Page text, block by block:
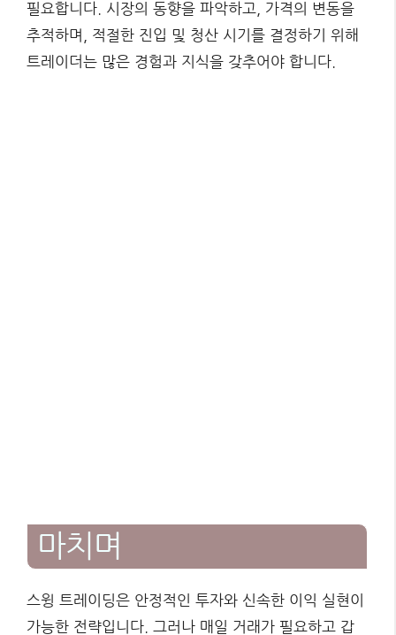
필요합니다. 시장의 동향을 파악하고, 가격의 변동을
추적하며, 적절한 진입 및 청산 시기를 결정하기 위해
트레이더는 많은 경험과 지식을 갖추어야 합니다.
마치며
스윙 트레이딩은 안정적인 투자와 신속한 이익 실현이
가능한 전략입니다. 그러나 매일 거래가 필요하고 갑